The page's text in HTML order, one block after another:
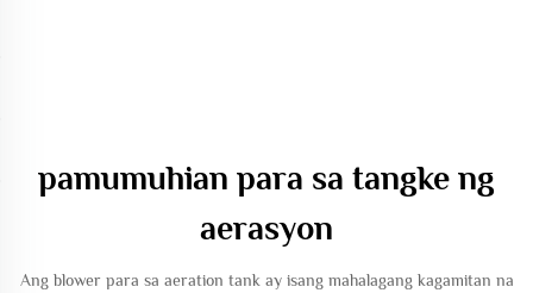
pamumuhian para sa tangke ng
aerasyon
Ang blower para sa aeration tank ay isang mahalagang kagamitan na